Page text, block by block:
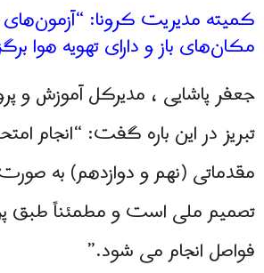
کمیته مدیریت کرونا:
مکان‌های باز و دارای تهویه هوا
جعفر پاشایی ، مدیرکل آموزش و
تبریز در این باره گفت: “انجام
مقدماتی (نهم و دوازدهم) به
تصمیم ملی است و مطمئناً طبق
فواصل انجام می شود.”